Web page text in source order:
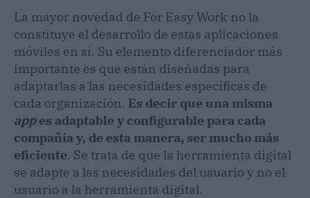
La mayor novedad de For Easy Work no la
constituye el desarrollo de estas aplicaciones
móviles en sí. Su elemento diferenciador más
importante es que están diseñadas para
adaptarlas a las necesidades específicas de
cada organización. Es decir que una misma
appes adaptable y configurable para cada
compañía y, de esta manera, ser mucho más
eficiente. Se trata de que la herramienta digital
se adapte a las necesidades del usuario y no el
usuario a la herramienta digital.